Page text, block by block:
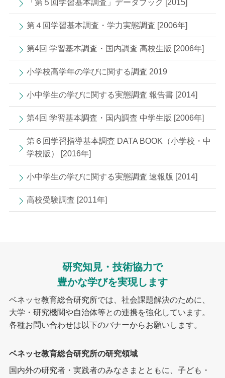
「第５回学習基本調査」データブック [2015]
第４回学習基本調査・学力実態調査 [2006年]
第4回 学習基本調査・国内調査 高校生版 [2006年]
小学校高学年の学びに関する調査 2019
小中学生の学びに関する実態調査 報告書 [2014]
第4回 学習基本調査・国内調査 中学生版 [2006年]
第６回学習指導基本調査 DATA BOOK（小学校・中
学校版） [2016年]
小中学生の学びに関する実態調査 速報版 [2014]
高校受験調査 [2011年]
研究知見・技術協力で
豊かな学びを実現します
ベネッセ教育総合研究所では、社会課題解決のために、
大学・研究機関や自治体等との連携を強化しています。
各種お問い合わせは以下のバナーからお願いします。
ベネッセ教育総合研究所の研究領域
国内外の研究者・実践者のみなさまとともに、子ども・